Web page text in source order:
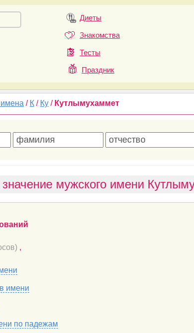
Диеты
Знакомства
Тесты
Праздник
/ К / Ку / Кутлымухаммет
мужского имени
,
имени
по падежам